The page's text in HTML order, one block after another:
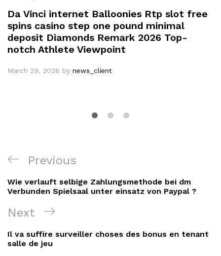
Da Vinci internet Balloonies Rtp slot free
spins casino step one pound minimal
deposit Diamonds Remark 2026 Top-
notch Athlete Viewpoint
March 29, 2026 by news_client
Post
navigation
Previous
Post
Previous
Wie verlauft selbige Zahlungsmethode bei dm
Verbunden Spielsaal unter einsatz von Paypal ?
Next
Post
Next
Il va suffire surveiller choses des bonus en tenant
salle de jeu